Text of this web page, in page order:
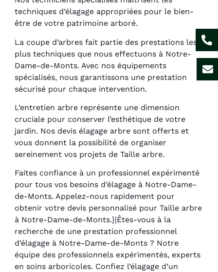
techniques d’élagage appropriées pour le bien-
être de votre patrimoine arboré.
La coupe d’arbres fait partie des prestations les
plus techniques que nous effectuons à Notre-
Dame-de-Monts. Avec nos équipements
spécialisés, nous garantissons une prestation
sécurisé pour chaque intervention.
L’entretien arbre représente une dimension
cruciale pour conserver l’esthétique de votre
jardin. Nos devis élagage arbre sont offerts et
vous donnent la possibilité de organiser
sereinement vos projets de Taille arbre.
Faites confiance à un professionnel expérimenté
pour tous vos besoins d’élagage à Notre-Dame-
de-Monts. Appelez-nous rapidement pour
obtenir votre devis personnalisé pour Taille arbre
à Notre-Dame-de-Monts.}|Êtes-vous à la
recherche de une prestation professionnel
d’élagage à Notre-Dame-de-Monts ? Notre
équipe des professionnels expérimentés, experts
en soins arboricoles. Confiez l’élagage d’un